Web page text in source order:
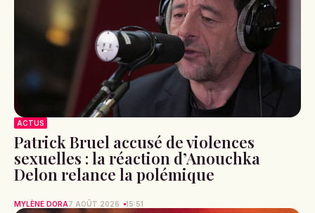
ACTUS
Patrick Bruel accusé de violences
sexuelles : la réaction d’Anouchka
Delon relance la polémique
MYLÈNE DORA7 AOÛT 2026 15:51